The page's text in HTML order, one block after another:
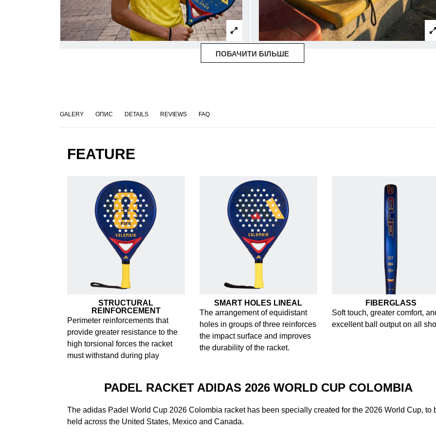
ПОБАЧИТИ БІЛЬШЕ
GALERY ОПИС DETAILS REVIEWS FAQ
FEATURE
STRUCTURAL
REINFORCEMENT
Perimeter reinforcements that
provide greater resistance to the
high torsional forces the racket
must withstand during play
SMART HOLES LINEAL
The arrangement of equidistant
holes in groups of three reinforces
the impact surface and improves
the durability of the racket.
FIBERGLASS
Soft touch, greater comfort,
excellent ball output on all
PADEL RACKET ADIDAS 2026 WORLD CUP COLOMBIA
The adidas Padel World Cup 2026 Colombia racket has been specially created for the 2026 World Cup, to
held across the United States, Mexico and Canada.